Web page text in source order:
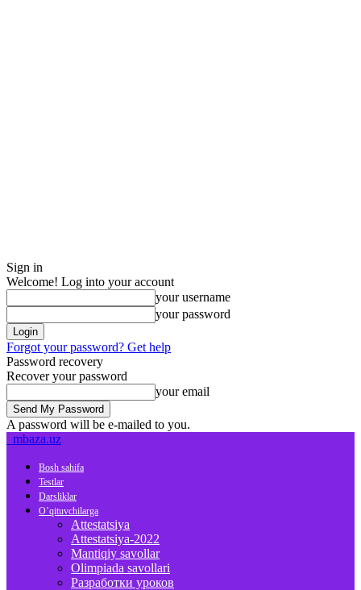
Sign in
Welcome! Log into your account
your username
your password
Forgot your password? Get help
Password recovery
Recover your password
your email
A password will be e-mailed to you.
mbaza.uz
Bosh sahifa
Testlar
Darsliklar
O’qituvchilarga
Attestatsiya
Attestatsiya-2022
Mantiqiy savollar
Olimpiada savollari
Разработки уроков